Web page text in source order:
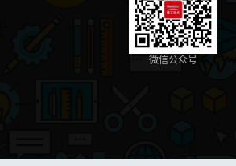
微信公众号